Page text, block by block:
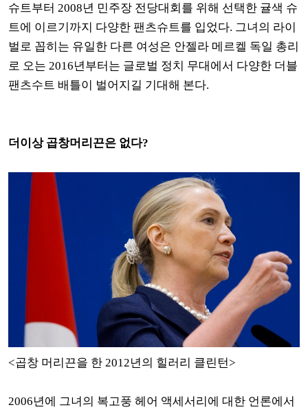
슈트부터 2008년 민주장 전당대회를 위해 선택한 귤색 슈
트에 이르기까지 다양한 팬츠슈트를 입었다. 그녀의 라이
벌로 꼽히는 유일한 다른 여성은 안젤라 메르켈 독일 총리
로 오는 2016년부터는 글로벌 정치 무대에서 다양한 더블
팬츠수트 배틀이 벌어지길 기대해 본다.
더이상 곱창머리끈은 없다?
<곱창 머리끈을 한 2012년의 힐러리 클린턴>
2006년에 그녀의 복고풍 헤어 액세서리에 대한 언론에서